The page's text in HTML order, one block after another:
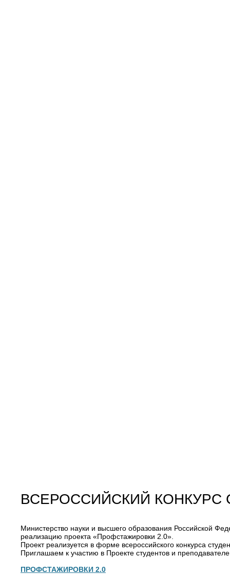
ВСЕРОССИЙСКИЙ КОНКУРС
Министерство науки и высшего образования
реализацию проекта «Профстажировки 2.0».
Проект реализуется в форме всероссийского конкурса
Приглашаем к участию в Проекте студентов и
ПРОФСТАЖИРОВКИ 2.0